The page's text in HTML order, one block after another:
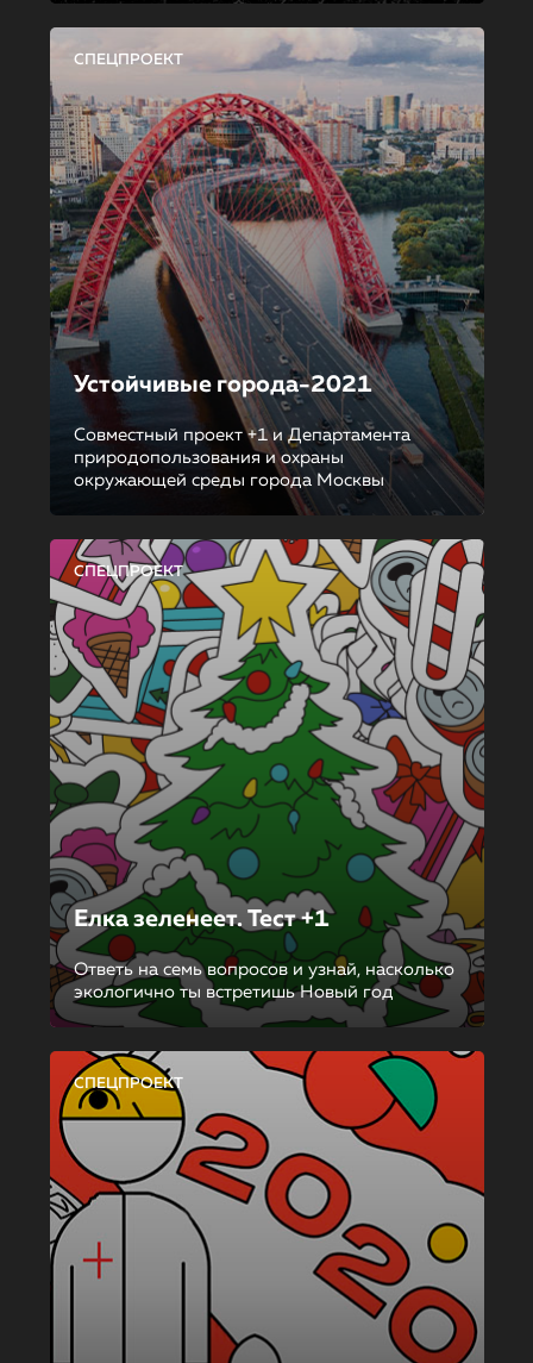
СПЕЦПРОЕКТ
Устойчивые города-2021
Совместный проект +1 и Департамента
природопользования и охраны
окружающей среды города Москвы
СПЕЦПРОЕКТ
Елка зеленеет. Тест +1
Ответь на семь вопросов и узнай, насколько
экологично ты встретишь Новый год
СПЕЦПРОЕКТ